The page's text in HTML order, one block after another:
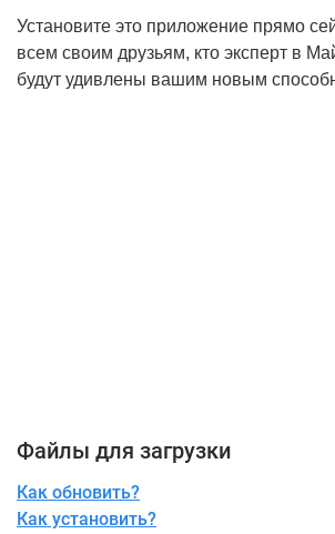
Установите это приложение прямо
всем своим друзьям, кто эксперт в
будут удивлены вашим новым
Файлы для загрузки
Как обновить?
Как установить?